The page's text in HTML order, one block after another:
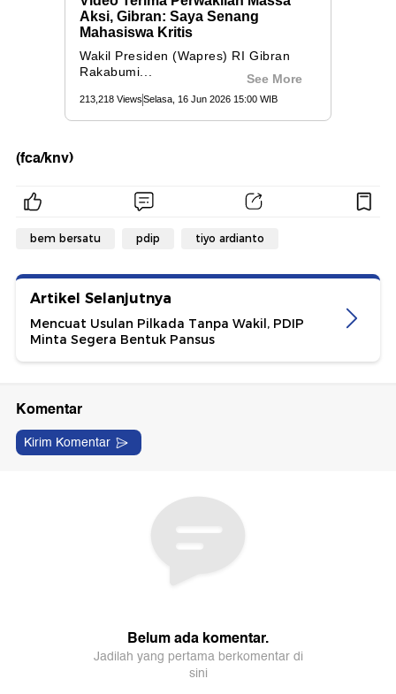
(fca/knv)
bem bersatu pdip tiyo ardianto
Artikel Selanjutnya
Mencuat Usulan Pilkada Tanpa Wakil, PDIP
Minta Segera Bentuk Pansus